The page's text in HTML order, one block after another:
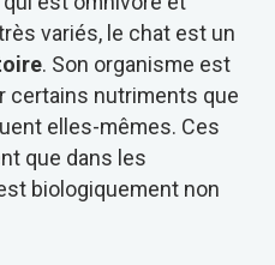
variés, le chat est un
. Son organisme est
certains nutriments que
elles-mêmes. Ces
que dans les
biologiquement non